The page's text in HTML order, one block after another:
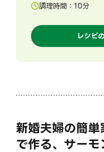
調理時間： 10分
レシピ
新婚夫婦の簡
で作る、サー